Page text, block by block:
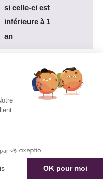
si celle-ci est
inférieure à 1
an
TÉLÉCHARGER
OK pour moi